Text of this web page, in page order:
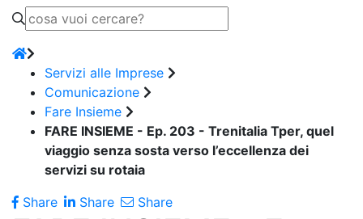
Servizi alle Imprese
Comunicazione
Fare Insieme
FARE INSIEME - Ep. 203 - Trenitalia Tper, quel
viaggio senza sosta verso l’eccellenza dei
servizi su rotaia
Share
Share Share